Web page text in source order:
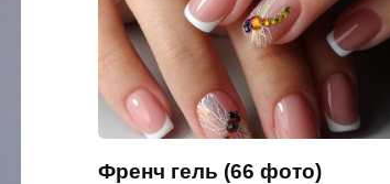
Френч гель (66 фото)